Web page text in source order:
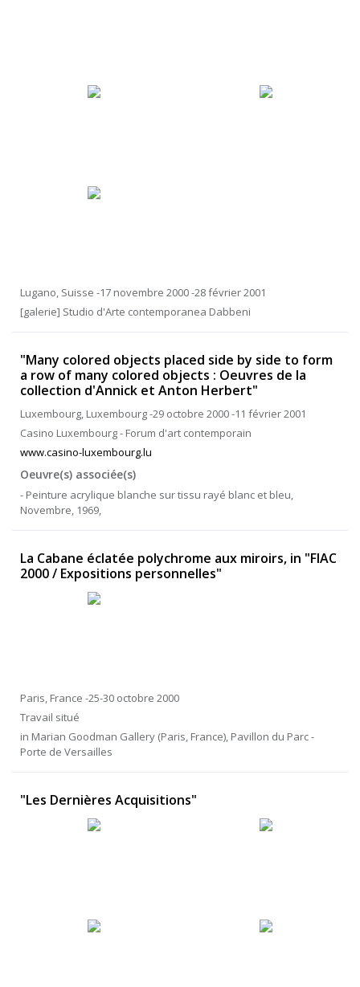
Lugano, Suisse -17 novembre 2000 -28 février 2001
[galerie] Studio d'Arte contemporanea Dabbeni
"Many colored objects placed side by side to form
a row of many colored objects : Oeuvres de la
collection d'Annick et Anton Herbert"
Luxembourg, Luxembourg -29 octobre 2000 -11 février 2001
Casino Luxembourg - Forum d'art contemporain
www.casino-luxembourg.lu
Oeuvre(s) associée(s)
- Peinture acrylique blanche sur tissu rayé blanc et bleu,
Novembre, 1969,
La Cabane éclatée polychrome aux miroirs, in "FIAC
2000 / Expositions personnelles"
Paris, France -25-30 octobre 2000
Travail situé
in Marian Goodman Gallery (Paris, France), Pavillon du Parc -
Porte de Versailles
"Les Dernières Acquisitions"